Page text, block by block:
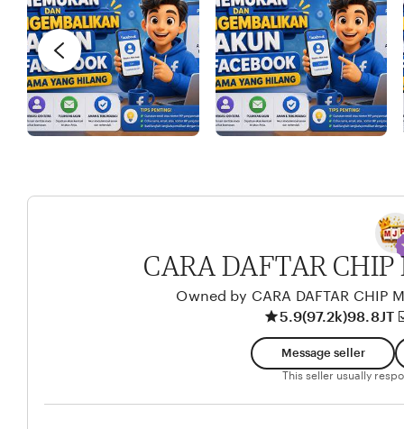
I
X
y
e
n
d
y
v
e
w
b
l
CARA DAFTAR
Owned by CARA DAFTAR CHIP
5.9(97.2k)98.8JT
Message seller
This seller usually